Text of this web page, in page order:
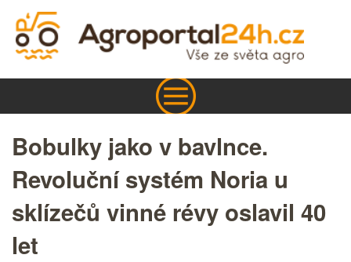
Bobulky jako v bavlnce.
Revoluční systém Noria u
sklízečů vinné révy oslavil 40
let